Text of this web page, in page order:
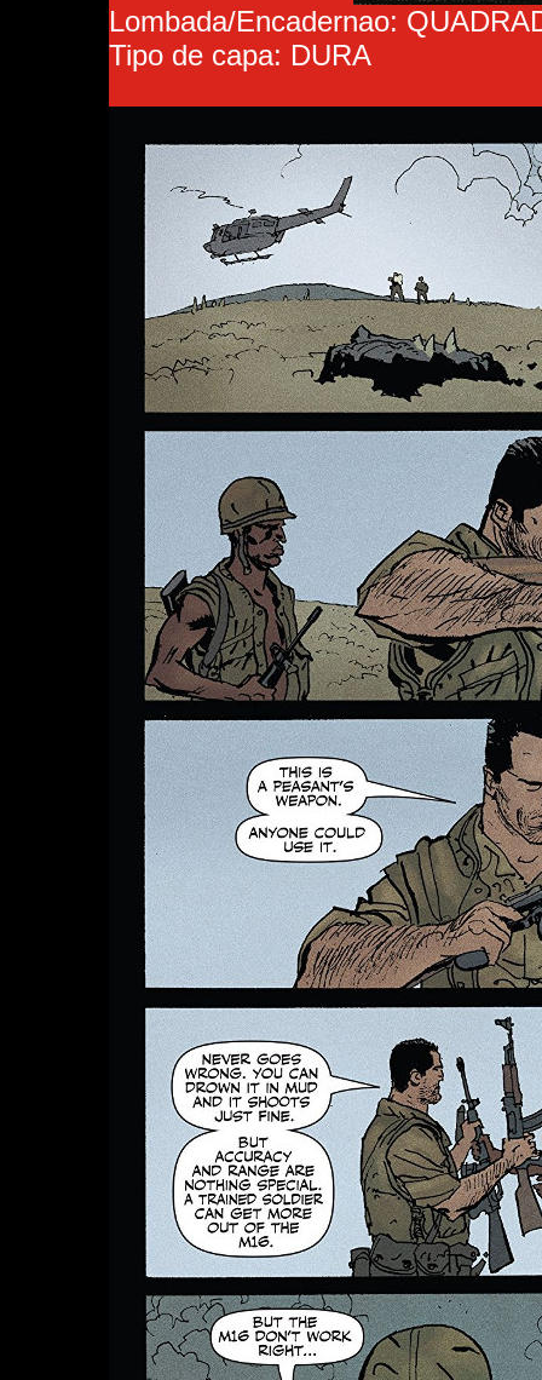
Lombada/Encadernao:
Tipo de capa: DURA